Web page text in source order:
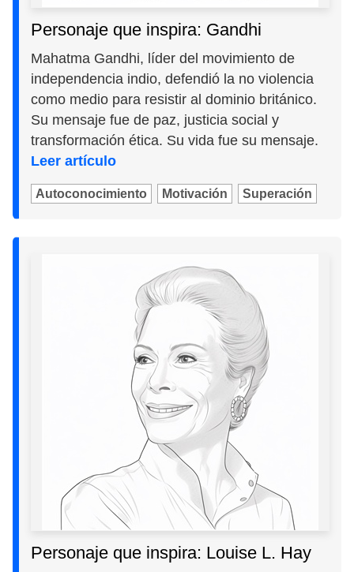
Personaje que inspira: Gandhi
Mahatma Gandhi, líder del movimiento de
independencia indio, defendió la no violencia
como medio para resistir al dominio británico.
Su mensaje fue de paz, justicia social y
transformación ética. Su vida fue su mensaje.
Leer artículo
Autoconocimiento Motivación Superación
Personaje que inspira: Louise L. Hay